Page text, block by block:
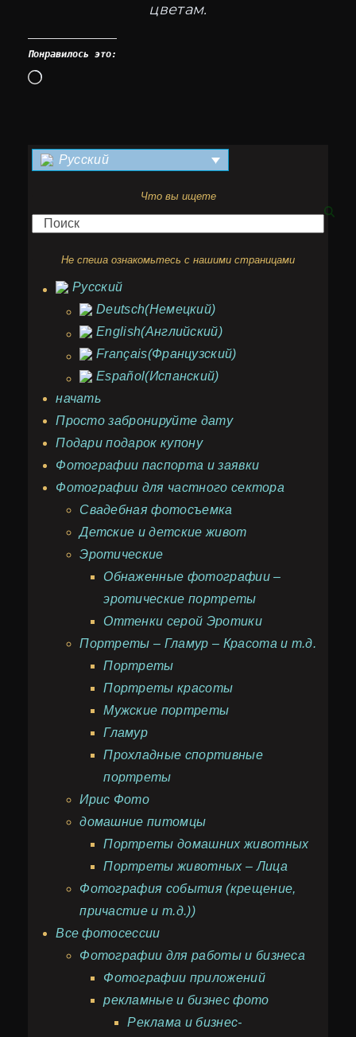
цветам.
Понравилось это:
Загрузка…
Русский
Что вы ищете
Поиск
Не спеша ознакомьтесь с нашими страницами
Русский
Deutsch(Немецкий)
English(Английский)
Français(Французский)
Español(Испанский)
начать
Просто забронируйте дату
Подари подарок купону
Фотографии паспорта и заявки
Фотографии для частного сектора
Свадебная фотосъемка
Детские и детские живот
Эротические
Обнаженные фотографии –
эротические портреты
Оттенки серой Эротики
Портреты – Гламур – Красота и т.д.
Портреты
Портреты красоты
Мужские портреты
Гламур
Прохладные спортивные
портреты
Ирис Фото
домашние питомцы
Портреты домашних животных
Портреты животных – Лица
Фотография события (крещение,
причастие и т.д.))
Все фотосессии
Фотографии для работы и бизнеса
Фотографии приложений
рекламные и бизнес фото
Реклама и бизнес-